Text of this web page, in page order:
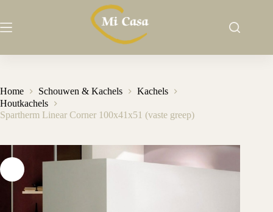
de
Home Schouwen & Kachels
Kachels
Houtkachels
Spartherm Linear Corner 100x41x51 (vaste greep)